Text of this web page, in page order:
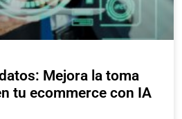
Mejora la toma
tu ecommerce con IA